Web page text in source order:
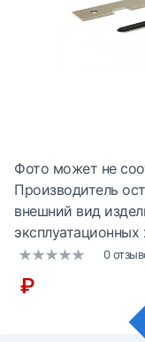
Фото может не
Производитель
внешний вид
эксплуатационных
0
₽